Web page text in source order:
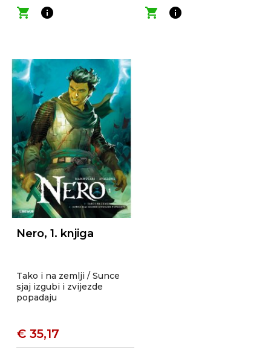
shopping_cart
info
shopping_cart
info
Nero, 1. knjiga
Tako i na zemlji / Sunce
sjaj izgubi i zvijezde
popadaju
€ 35,17